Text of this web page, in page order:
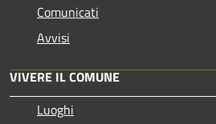
Comunicati
Avvisi
VIVERE IL COMUNE
Luoghi